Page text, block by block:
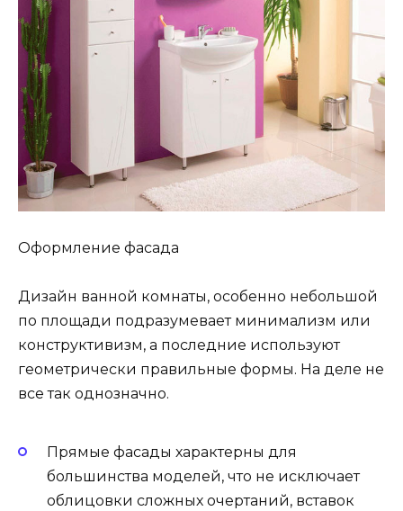
Оформление фасада
Дизайн ванной комнаты, особенно небольшой
по площади подразумевает минимализм или
конструктивизм, а последние используют
геометрически правильные формы. На деле не
все так однозначно.
Прямые фасады характерны для
большинства моделей, что не исключает
облицовки сложных очертаний, вставок